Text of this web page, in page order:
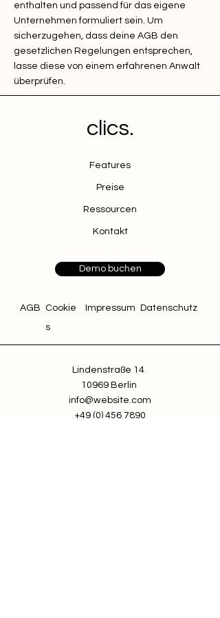
enthalten und passend für das eigene
Unternehmen formuliert sein. Um
sicherzugehen, dass deine AGB den
gesetzlichen Regelungen entsprechen,
lasse diese von einem erfahrenen Anwalt
überprüfen.
clics.
Features
Preise
Ressourcen
Kontakt
Demo buchen
AGB
Cookie
s
Impressum Datenschutz
Lindenstraße 14
10969 Berlin
info@website.com
+49 (0) 456 7890